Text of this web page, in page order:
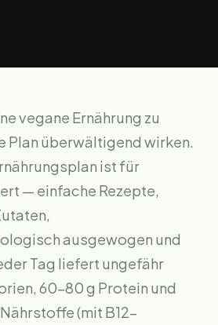
vegane Ernährung zu
Plan überwältigend wirken.
ist für
— einfache Rezepte,
ausgewogen und
Tag liefert ungefähr
60–80 g Protein und
(mit B12-